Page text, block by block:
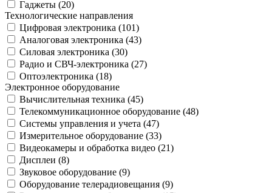
Гаджеты (20)
Технологические направления
Цифровая электроника (101)
Аналоговая электроника (43)
Силовая электроника (30)
Радио и СВЧ-электроника (27)
Оптоэлектроника (18)
Электронное оборудование
Вычислительная техника (45)
Телекоммуникационное оборудование (48)
Системы управления и учета (47)
Измерительное оборудование (33)
Видеокамеры и обработка видео (21)
Дисплеи (8)
Звуковое оборудование (9)
Оборудование телерадиовещания (9)